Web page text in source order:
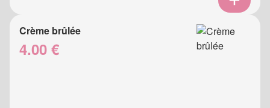
Crème brûlée
4.00 €